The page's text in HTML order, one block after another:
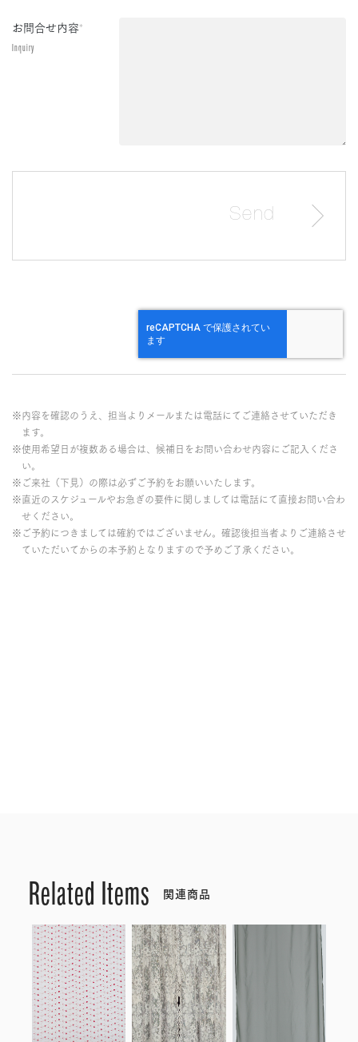
お問合せ内容*
Inquiry
※内容を確認のうえ、担当よりメールまたは電話にてご連絡させていただき
ます。
※使用希望日が複数ある場合は、候補日をお問い合わせ内容にご記入くださ
い。
※ご来社（下見）の際は必ずご予約をお願いいたします。
※直近のスケジュールやお急ぎの要件に関しましては電話にて直接お問い合わ
せください。
※ご予約につきましては確約ではございません。確認後担当者よりご連絡させ
ていただいてからの本予約となりますので予めご了承ください。
Related Items 関連商品